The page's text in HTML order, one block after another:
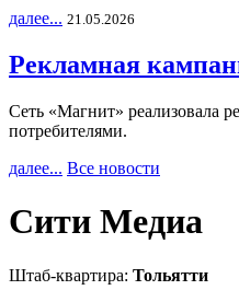
далее... 21.05.2026
Рекламная
Сеть «Магнит» реализовала
потребителями.
далее... Все новости
Сити Медиа
Штаб-квартира: Тольятти